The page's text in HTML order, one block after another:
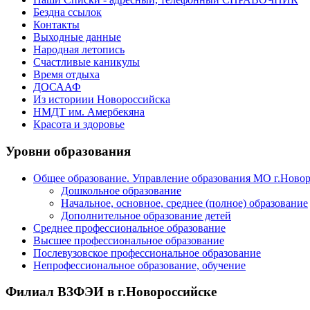
Бездна ссылок
Контакты
Выходные данные
Народная летопись
Счастливые каникулы
Время отдыха
ДОСААФ
Из историии Новороссийска
НМДТ им. Амербекяна
Красота и здоровье
Уровни образования
Общее образование. Управление образования МО
Дошкольное образование
Начальное, основное, среднее (полное) образование
Дополнительное образование детей
Среднее профессиональное образование
Высшее профессиональное образование
Послевузовское профессиональное образование
Непрофессиональное образование, обучение
Филиал ВЗФЭИ в г.Новороссийске